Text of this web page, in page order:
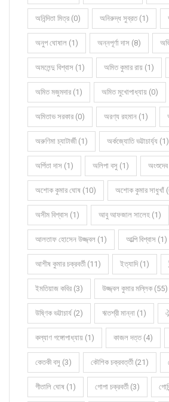
অনিন্দিতা মিত্র (0) অনিরুদ্ধ সুব্রত (1)
অনুপ ঘোষাল (1) অন্নপূর্ণা দাস (8)
অমলেন্দু বিশ্বাস (1) অমিত কুমার রায় (1)
অমিত মজুমদার (1) অমিত মুখোপাধ্যায় (0)
অমিতাভ সরকার (0) অরণ্য রহমান (1)
অরুণিমা চ্যাটার্জী (1) অর্কজ্যোতি ভট্টাচার্য্য (1)
অর্পিতা দাস (1) অলিপা বসু (1)
অশোক কুমার ঘোষ (10) অশোক কুমার সাধুখাঁ
অসীম বিশ্বাস (1) আবু আফজাল সালেহ (1)
আলতাফ হোসেন উজ্জ্বল (1) আল্পি বিশ্বাস (1)
আশীষ কুমার চক্রবর্তী (11) ইত্যাদি (1)
ইমতিয়াজ কবির (3) উজ্জ্বল কুমার মল্লিক (55)
উষ্ণিক ভট্টাচার্য (2) ঋতশ্রী মান্না (1)
কল্যাণ গঙ্গোপাধ্যায় (1) কাজল দত্ত (4)
কেতকী বসু (3) কৌশিক চক্রবর্ত্তী (21)
গীতালি ঘোষ (1) গোপা চক্রবর্তী (3)